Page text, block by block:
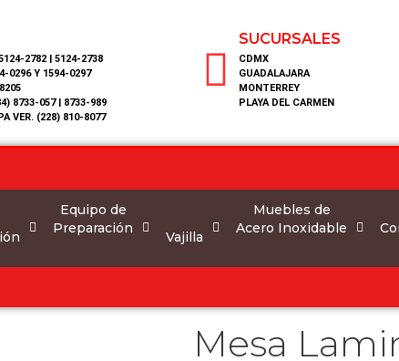
2782 | 5124-2738
0296 Y 1594-0297
8733-057 | 8733-989
VER. (228) 810-8077
SUCURSALES
CDMX
GUADALAJARA
MONTERREY
PLAYA DEL CARMEN
Equipo de
Preparación
Vajilla
Muebles de
Acero Inoxidable
Mesa